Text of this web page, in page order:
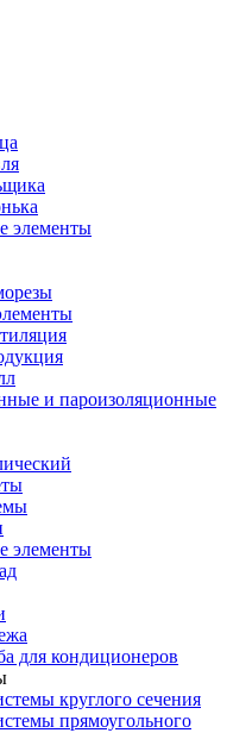
элементы
и пароизоляционные
элементы
для кондиционеров
круглого сечения
прямоугольного